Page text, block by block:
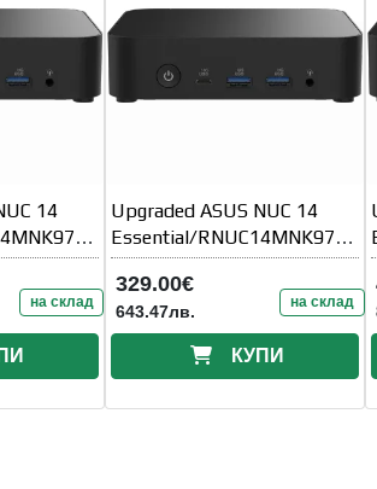
14
4800
на склад
Upgraded ASUS NUC 14
Essential/RNUC14MNK9700
002/N97
Processor/1xDDR5-4800
SO-DIMM/5xUSB
329.00€
643.47лв. на склад
КУПИ